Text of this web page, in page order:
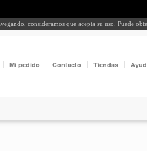
consideramos que acepta su uso. Puede
Mi pedido Contacto Tiendas